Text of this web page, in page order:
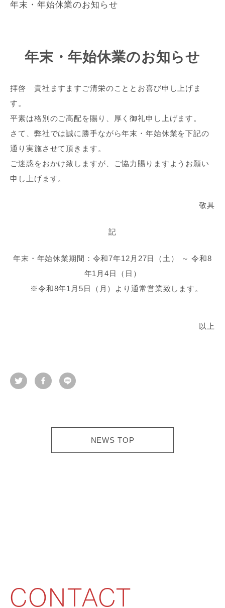
年末・年始休業のお知らせ
年末・年始休業のお知らせ
拝啓 貴社ますますご清栄のこととお喜び申し上げま
す。
平素は格別のご高配を賜り、厚く御礼申し上げます。
さて、弊社では誠に勝手ながら年末・年始休業を下記の
通り実施させて頂きます。
ご迷惑をおかけ致しますが、ご協力賜りますようお願い
申し上げます。
敬具
記
年末・年始休業期間：令和7年12月27日（土） ～ 令和8
年1月4日（日）
※令和8年1月5日（月）より通常営業致します。
以上
NEWS TOP
CONTACT